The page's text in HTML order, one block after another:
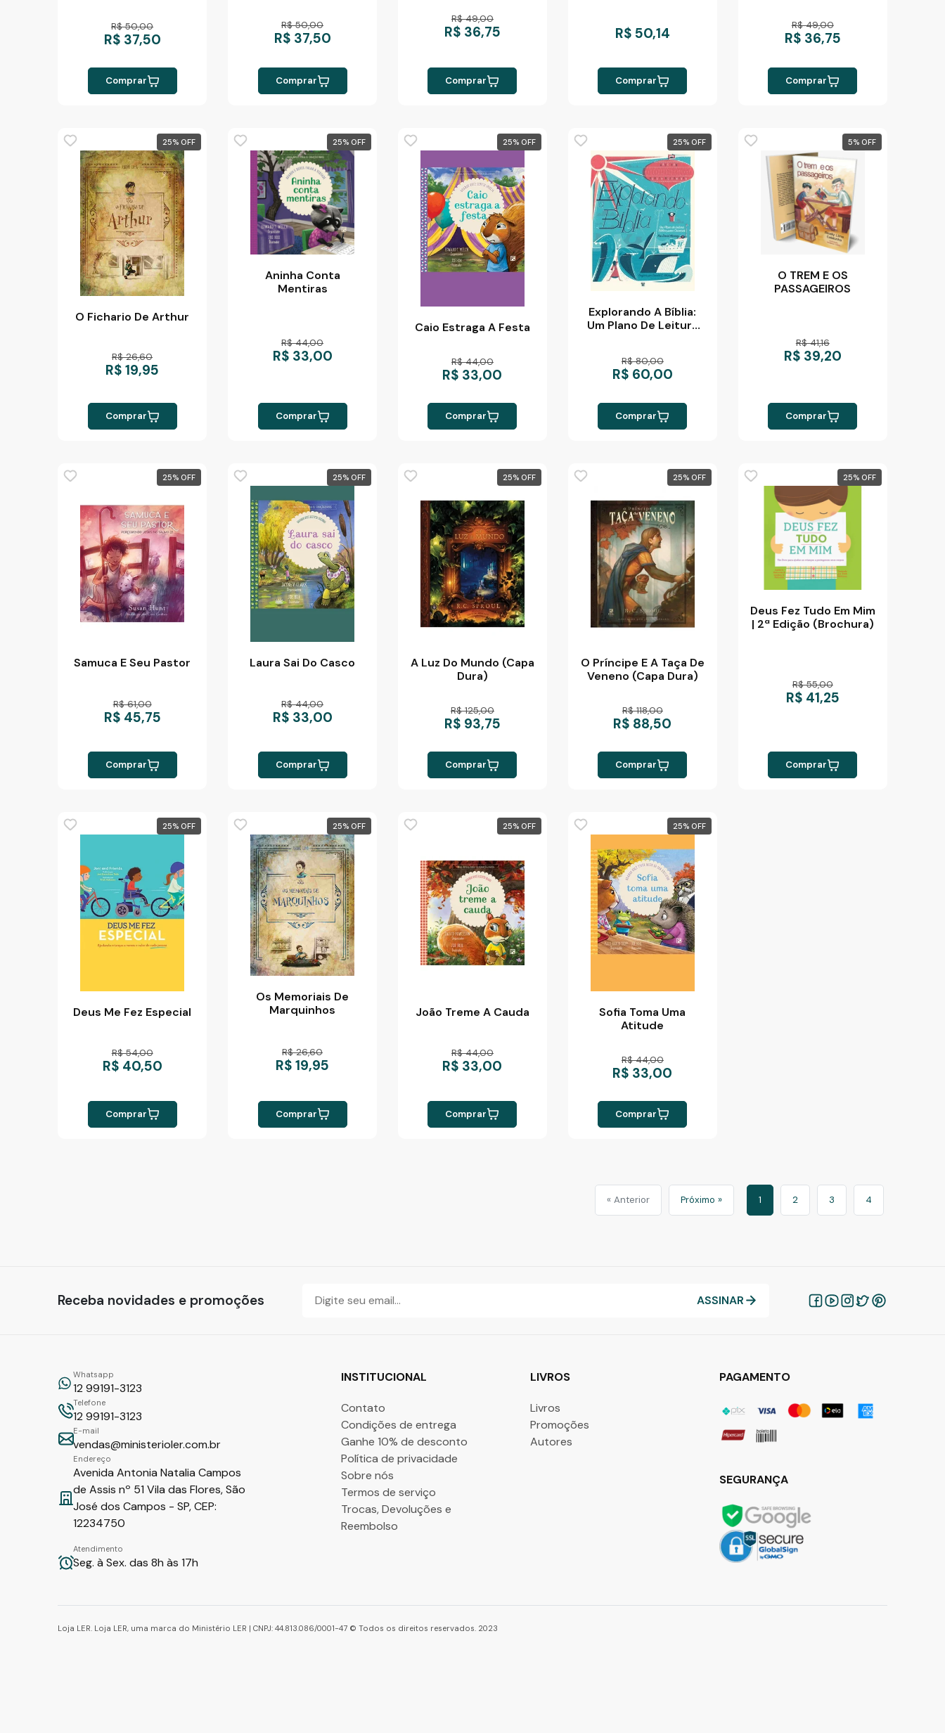
R$ 50,00
R$ 37,50
Comprar
R$ 50,00
R$ 37,50
Comprar
R$ 49,00
R$ 36,75
Comprar
R$ 50,14
Comprar
R$ 49,00
R$ 36,75
Comprar
25%
O Fichario De Arthur
R$ 26,60
R$ 19,95
Comprar
25%
Aninha Conta
Mentiras
R$ 44,00
R$ 33,00
Comprar
25%
Caio Estraga A Festa
R$ 44,00
R$ 33,00
Comprar
25%
Explorando A Bíblia:
Um Plano De Leitura
R$ 80,00
R$ 60,00
Comprar
5%
O TREM E OS
PASSAGEIROS
R$ 41,16
R$ 39,20
Comprar
25%
Samuca E Seu Pastor
R$ 61,00
R$ 45,75
Comprar
25%
Laura Sai Do Casco
R$ 44,00
R$ 33,00
Comprar
25%
A Luz Do Mundo (Capa
Dura)
R$ 125,00
R$ 93,75
Comprar
25%
O Príncipe E A Taça De
Veneno (Capa Dura)
R$ 118,00
R$ 88,50
Comprar
25%
Deus Fez Tudo Em Mim
| 2ª Edição (Brochura)
R$ 55,00
R$ 41,25
Comprar
25%
Deus Me Fez Especial
R$ 54,00
R$ 40,50
Comprar
25%
Os Memoriais De
Marquinhos
R$ 26,60
R$ 19,95
Comprar
25%
João Treme A Cauda
R$ 44,00
R$ 33,00
Comprar
25%
Sofia Toma Uma
Atitude
R$ 44,00
R$ 33,00
Comprar
« Anterior Próximo » 1 2 3 4
Receba novidades e promoções ASSINAR
Whatsapp
12 99191-3123
Telefone
12 99191-3123
E-mail
vendas@ministerioler.com.br
Endereço
Avenida Antonia Natalia Campos
de Assis nº 51 Vila das Flores, São
José dos Campos - SP, CEP:
12234750
Atendimento
Seg. à Sex. das 8h às 17h
INSTITUCIONAL
Contato
Condições de entrega
Ganhe 10% de desconto
Política de privacidade
Sobre nós
Termos de serviço
Trocas, Devoluções e
Reembolso
LIVROS
Livros
Promoções
Autores
PAGAMENTO
SEGURANÇA
Loja LER. Loja LER, uma marca do Ministério LER | CNPJ: 44.813.086/0001-47 © Todos os direitos reservados. 2023